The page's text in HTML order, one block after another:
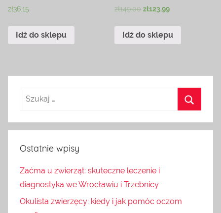
zł36.15
Idź do sklepu
zł149.00 zł123.99
Idź do sklepu
Ostatnie wpisy
Zaćma u zwierząt: skuteczne leczenie i
diagnostyka we Wrocławiu i Trzebnicy
Okulista zwierzęcy: kiedy i jak pomóc oczom